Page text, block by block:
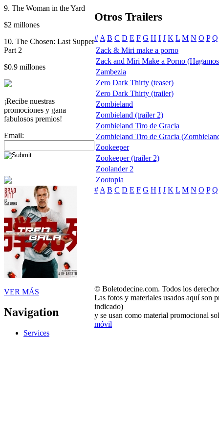
9. The Woman in the Yard
$2 millones
10. The Chosen: Last Supper
Part 2
$0.9 millones
¡Recibe nuestras
promociones y gana
fabulosos premios!
Email:
VER MÁS
Navigation
Services
Otros Trailers
# A B C D E F G H I J K L M N O P Q
Zack & Miri make a porno
Zack and Miri Make a Porno
Zambezia
Zero Dark Thirty (teaser)
Zero Dark Thirty (trailer)
Zombieland
Zombieland (trailer 2)
Zombieland Tiro de Gracia
Zombieland Tiro de Gracia
Zookeeper
Zookeeper (trailer 2)
Zoolander 2
Zootopia
# A B C D E F G H I J K L M N O P Q
© Boletodecine.com. Todos los
Las fotos y materiales usados aquí son
indicado)
y se usan como material promocional
móvil